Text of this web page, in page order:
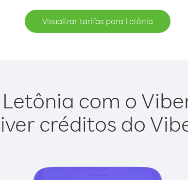
Visualizar tarifas para Letônia
com o
créditos do